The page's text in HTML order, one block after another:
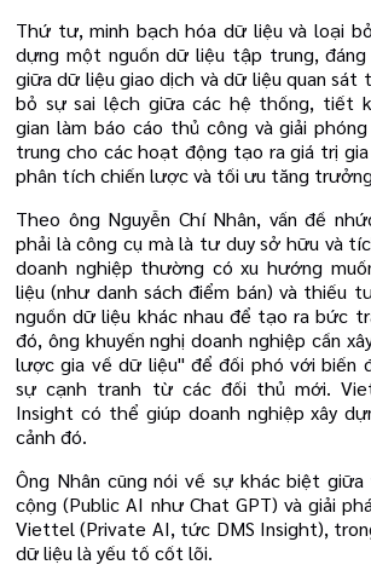
Thứ tư, minh bạch hóa dữ liệu và loại
dựng một nguồn dữ liệu tập trung,
giữa dữ liệu giao dịch và dữ liệu quan sát
bỏ sự sai lệch giữa các hệ thống, tiết
gian làm báo cáo thủ công và giải
trung cho các hoạt động tạo ra giá trị
phân tích chiến lược và tối ưu tăng
Theo ông Nguyễn Chí Nhân, vấn đề
phải là công cụ mà là tư duy sở hữu và
doanh nghiệp thường có xu hướng
liệu (như danh sách điểm bán) và thiếu
nguồn dữ liệu khác nhau để tạo ra bức
đó, ông khuyến nghị doanh nghiệp cần
lược gia về dữ liệu" để đối phó với biến
sự cạnh tranh từ các đối thủ mới.
Insight có thể giúp doanh nghiệp xây
cảnh đó.
Ông Nhân cũng nói về sự khác biệt
cộng (Public AI như Chat GPT) và giải
Viettel (Private AI, tức DMS Insight),
dữ liệu là yếu tố cốt lõi.